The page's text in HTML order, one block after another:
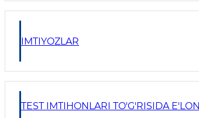
IMTIYOZLAR
TEST IMTIHONLARI TO'G'RISIDA E'LON